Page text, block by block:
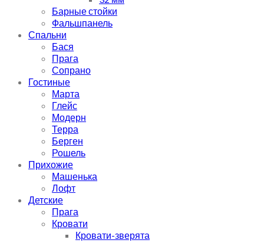
Барные стойки
Фальшпанель
Спальни
Бася
Прага
Сопрано
Гостиные
Марта
Глейс
Модерн
Терра
Берген
Рошель
Прихожие
Машенька
Лофт
Детские
Прага
Кровати
Кровати-зверята